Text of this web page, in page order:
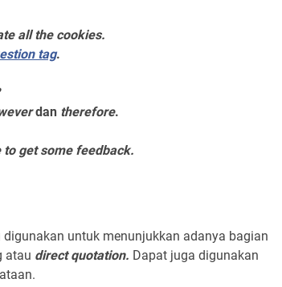
all the cookies.
tag.
dan therefore.
to get some feedback.
untuk menunjukkan adanya bagian
atau direct quotation. Dapat juga digunakan